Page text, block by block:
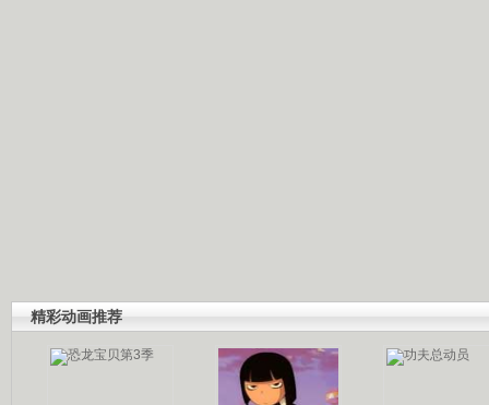
精彩动画推荐